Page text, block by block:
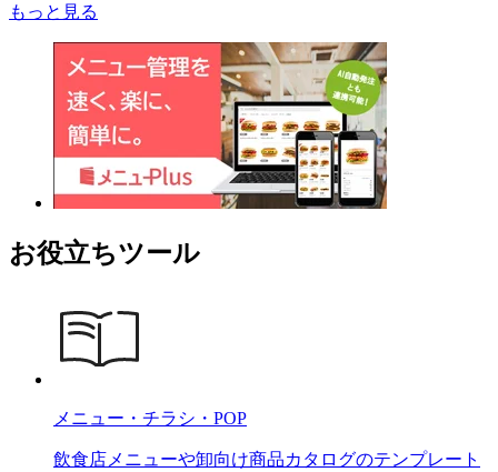
もっと見る
お役立ちツール
メニュー・チラシ・POP
飲食店メニューや卸向け商品カタログのテンプレート